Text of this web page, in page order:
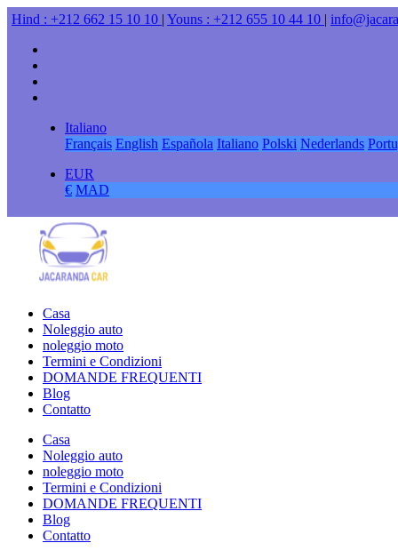
Hind : +212 662 15 10 10 | Youns : +212 655 10 44 10 |
Italiano
Français English Española Italiano Polski Nederlands
EUR
€ MAD
Casa
Noleggio auto
noleggio moto
Termini e Condizioni
DOMANDE FREQUENTI
Blog
Contatto
Casa
Noleggio auto
noleggio moto
Termini e Condizioni
DOMANDE FREQUENTI
Blog
Contatto